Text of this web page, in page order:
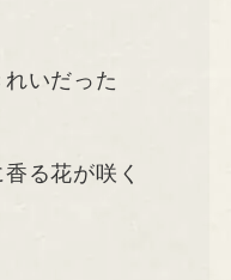
いだった
る花が咲く